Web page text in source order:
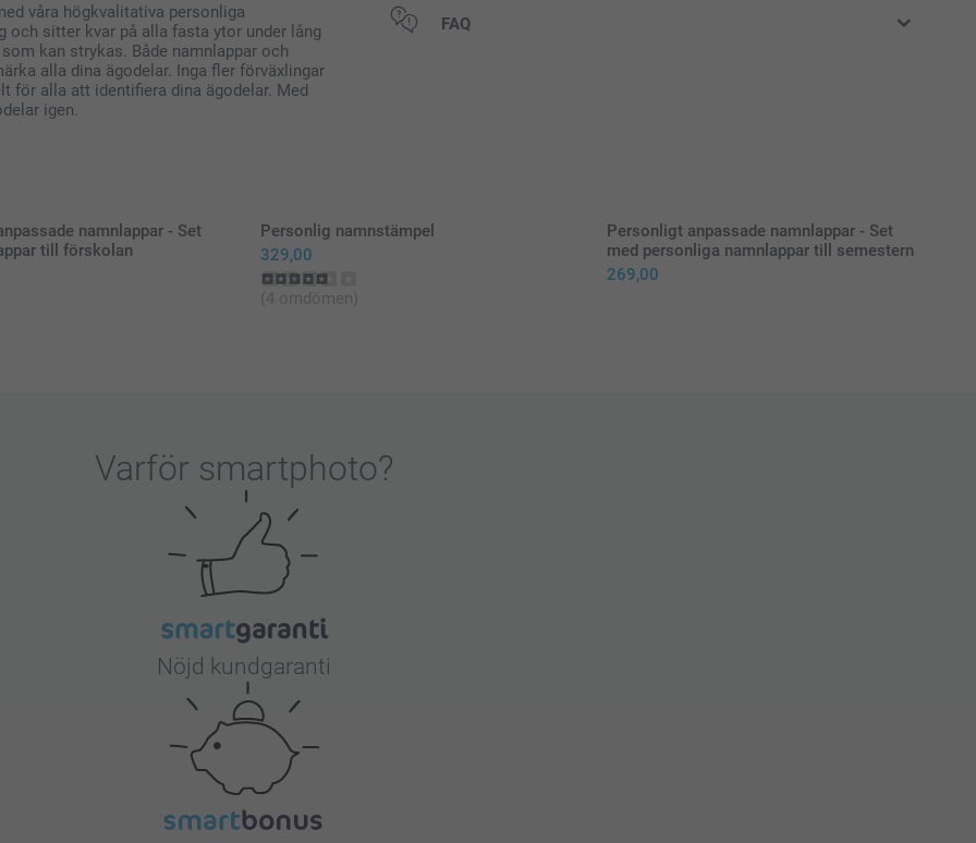
våra högkvalitativa personliga
och sitter kvar på alla fasta ytor under lång
kan strykas. Både namnlappar och
alla dina ägodelar. Inga fler förväxlingar
för alla att identifiera dina ägodelar. Med
igen.
Alla priser är i svenska kronor (SEK), inklusive moms och exklusive porto.
FAQ
namnlappar - Set
till förskolan
Personlig namnstämpel
329,00
(4 omdömen)
Personligt anpassade namnlappar - Set
med personliga namnlappar till semestern
269,00
Varför smartphoto?
Nöjd kundgaranti